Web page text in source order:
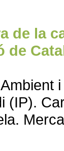
de la
de
(IP).